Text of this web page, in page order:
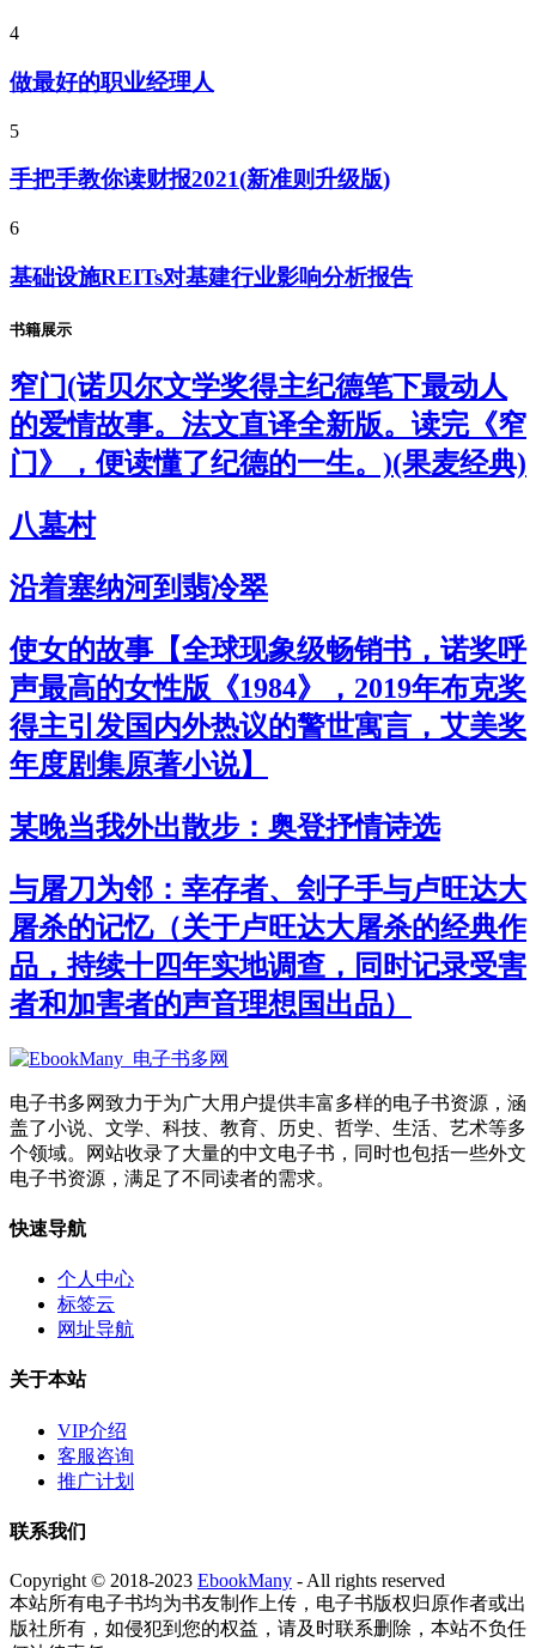
4
做最好的职业经理人
5
手把手教你读财报2021(新准则升级版)
6
基础设施REITs对基建行业影响分析报告
书籍展示
窄门(诺贝尔文学奖得主纪德笔下最动人
的爱情故事。法文直译全新版。读完《窄
门》，便读懂了纪德的一生。)(果麦经典)
八墓村
沿着塞纳河到翡冷翠
使女的故事【全球现象级畅销书，诺奖呼
声最高的女性版《1984》，2019年布克奖
得主引发国内外热议的警世寓言，艾美奖
年度剧集原著小说】
某晚当我外出散步：奥登抒情诗选
与屠刀为邻：幸存者、刽子手与卢旺达大
屠杀的记忆（关于卢旺达大屠杀的经典作
品，持续十四年实地调查，同时记录受害
者和加害者的声音理想国出品）
电子书多网致力于为广大用户提供丰富多样的电子书资源，涵
盖了小说、文学、科技、教育、历史、哲学、生活、艺术等多
个领域。网站收录了大量的中文电子书，同时也包括一些外文
电子书资源，满足了不同读者的需求。
快速导航
个人中心
标签云
网址导航
关于本站
VIP介绍
客服咨询
推广计划
联系我们
Copyright © 2018-2023 EbookMany - All rights reserved
本站所有电子书均为书友制作上传，电子书版权归原作者或出
版社所有，如侵犯到您的权益，请及时联系删除，本站不负任